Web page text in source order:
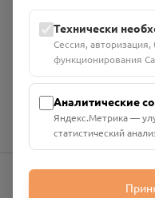
Проект Помним»
ИНН: 6700029207 ОГРН:
Юридический адрес:
Руднянский, г. Рудня,
Номер счёта:
Технически
Сессия,
функционирования
Аналитические
Яндекс.Метрика —
статистический